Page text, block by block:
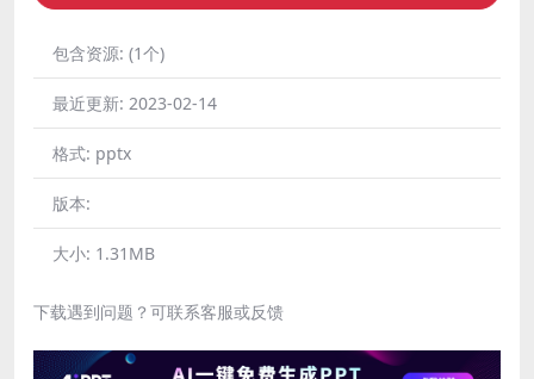
包含资源: (1个)
最近更新: 2023-02-14
格式: pptx
版本:
大小: 1.31MB
下载遇到问题？可联系客服或反馈